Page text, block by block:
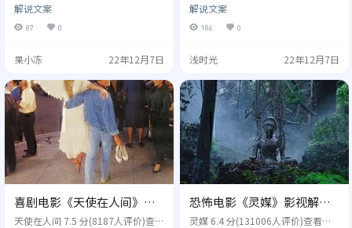
不备(台),温情橄榄球,暗算,盲点,弱
点 The Blind Side 导演: 约翰李汉考
克 演员: 桑德拉布洛克,蒂姆麦格罗,
克金农,金迪肯斯,安德莱内列诺斯,
类型: 剧情,家庭,传记,运动 制片国
家/地区: 美国 年份: 2009 黑人男
孩…
解说文案
87 0
果小冻 22年12月7日
战日 9. April 导演: 罗尼伊兹拉 演员:
皮鲁埃斯贝克,拉斯米克尔森,埃利奥
特克罗赛特霍夫,西蒙西尔斯,阿里亚
剧情,历史,战争 制片国家/地区: 丹麦
国军队穿过国界进入丹麦境内。丹
麦日德兰岛的自行车连队和摩托车
连队是…
解说文案
186 0
浅时光 22年12月7日
喜剧电影《天使在人间》影
视解说文案/片源
天使在人间 7.5 分(8187人评价)查看
恐怖电影《灵媒》影视解说
文案/片源
灵媒 6.4 分(131006人评价)查看影